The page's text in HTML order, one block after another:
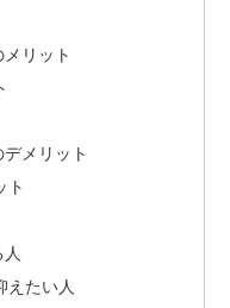
リット
メリット
ト
えたい人